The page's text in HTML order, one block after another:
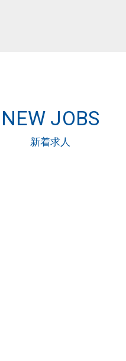
新着求人
NEW JOBS